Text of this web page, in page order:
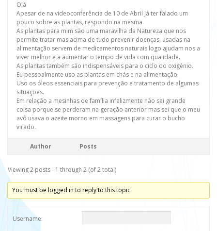
Olá
Apesar de na videoconferência de 10 de Abril já ter falado um
pouco sobre as plantas, respondo na mesma.
As plantas para mim são uma maravilha da Natureza que nos
permite tratar mas acima de tudo prevenir doenças, usadas na
alimentação servem de medicamentos naturais logo ajudam nos a
viver melhor e a aumentar o tempo de vida com qualidade.
As plantas também são indispensáveis para o ciclo do oxigénio.
Eu pessoalmente uso as plantas em chás e na alimentação.
Uso os óleos essenciais para prevenção e tratamento de algumas
situações.
Em relação a mesinhas de família infelizmente não sei grande
coisa porque se perderam na geração anterior mas sei que o meu
avô usava o azeite morno em massagens para curar o bucho
virado.
Author Posts
Viewing 2 posts - 1 through 2 (of 2 total)
You must be logged in to reply to this topic.
Username: